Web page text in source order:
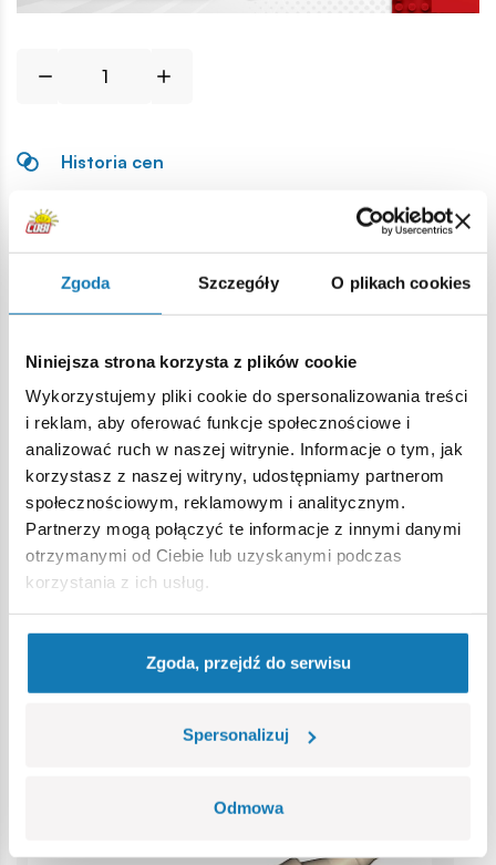
Zgoda Szczegóły O plikach cookies
Niniejsza strona korzysta z plików cookie
Wykorzystujemy pliki cookie do spersonalizowania treści
i reklam, aby oferować funkcje społecznościowe i
analizować ruch w naszej witrynie. Informacje o tym, jak
korzystasz z naszej witryny, udostępniamy partnerom
społecznościowym, reklamowym i analitycznym.
Partnerzy mogą połączyć te informacje z innymi danymi
otrzymanymi od Ciebie lub uzyskanymi podczas
korzystania z ich usług.
Zgoda, przejdź do serwisu
Spersonalizuj
Odmowa
Historia cen
Opis
Lokalizacja produktu:
Ostrzeżenie
Nieodpowiednie dla dzieci w wieku poniżej 3 lat. Zawiera
małe części, które mogą zostać połknięte lub wchłonięte
(ryzyko zadławienia). Zalecamy zachowanie opakowania w
celach informacyjnych. Zachowuje się prawo do zmiany
kolorów i szczegółów technicznych.
Bestsellery w kategorii